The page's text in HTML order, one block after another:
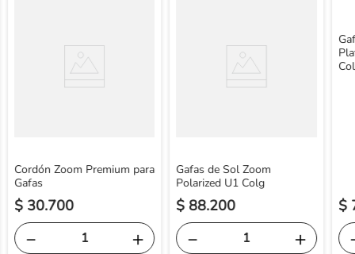
Cordón Zoom Premium para
Gafas
$ 30.700
＋
－
Gafas de Sol Zoom
Polarized U1 Colg
$ 88.200
＋
－
$